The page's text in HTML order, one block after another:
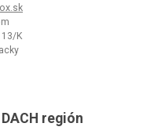
K
región